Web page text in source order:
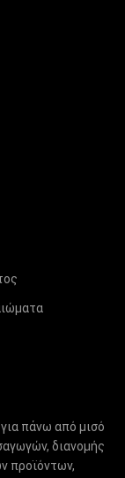
πάνω από μισό
διανομής
προϊόντων,